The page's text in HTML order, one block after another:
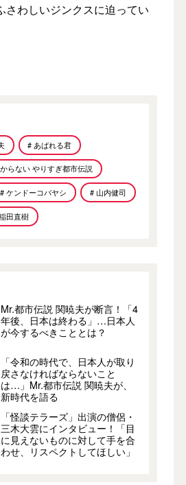
さわしいジンクスに迫ってい
# あばれる君
らない やりすぎ都市伝説
# ケンドーコバヤシ # 山内健司
田直樹
Mr.都市伝説 関暁夫が断言！「4
年後、日本は終わる」…日本人
が今するべきこととは？
「令和の時代で、日本人が取り
戻さなければならないこと
は…」Mr.都市伝説 関暁夫が、
新時代を語る
「怪談テラーズ」出演の僧侶・
三木大雲にインタビュー！「目
に見えないものに対して手を合
わせ、リスペクトしてほしい」